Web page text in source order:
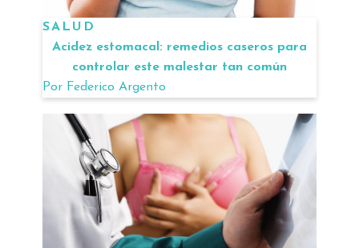
SALUD
Acidez estomacal: remedios caseros para
controlar este malestar tan común
Por Federico Argento